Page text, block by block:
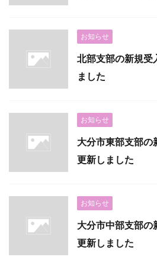
お知らせ
北部支部の新規受
ました
お知らせ
大分市東部支部の
更新しました
お知らせ
大分市中部支部の
更新しました